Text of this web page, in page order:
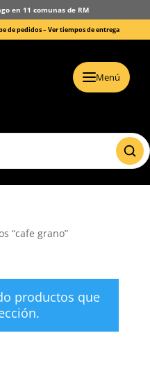
en 11 comunas de RM
de pedidos –Ver tiempos de entrega
Menú
“cafe grano”
productos que